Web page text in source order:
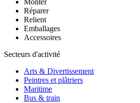
Monter
Réparer
Relient
Emballages
Accessoires
Secteurs d'activité
Arts & Divertissement
Peintres et plâtriers
Maritime
Bus & train